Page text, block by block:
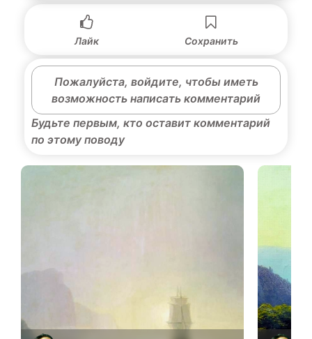
Лайк Сохранить
Пожалуйста, войдите, чтобы иметь
возможность написать комментарий
Будьте первым, кто оставит комментарий
по этому поводу